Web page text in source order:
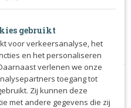
zorgen dat de hulpen die je
gebruikt
voor verkeersanalyse, het
en het personaliseren
verlenen we onze
toegang tot
Zij kunnen deze
met andere gegevens die zij